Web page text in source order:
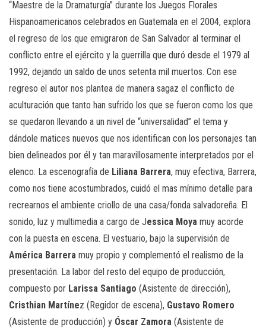
“Maestre de la Dramaturgía” durante los Juegos Florales
Hispanoamericanos celebrados en Guatemala en el 2004, explora
el regreso de los que emigraron de San Salvador al terminar el
conflicto entre el ejército y la guerrilla que duró desde el 1979 al
1992, dejando un saldo de unos setenta mil muertos. Con ese
regreso el autor nos plantea de manera sagaz el conflicto de
aculturación que tanto han sufrido los que se fueron como los que
se quedaron llevando a un nivel de “universalidad” el tema y
dándole matices nuevos que nos identifican con los personajes tan
bien delineados por él y tan maravillosamente interpretados por el
elenco. La escenografía de Liliana Barrera, muy efectiva, Barrera,
como nos tiene acostumbrados, cuidó el mas mínimo detalle para
recrearnos el ambiente criollo de una casa/fonda salvadoreña. El
sonido, luz y multimedia a cargo de Jessica Moya muy acorde
con la puesta en escena. El vestuario, bajo la supervisión de
América Barrera muy propio y complementó el realismo de la
presentación. La labor del resto del equipo de producción,
compuesto por Larissa Santiago (Asistente de dirección),
Cristhian Martínez (Regidor de escena), Gustavo Romero
(Asistente de producción) y Óscar Zamora (Asistente de